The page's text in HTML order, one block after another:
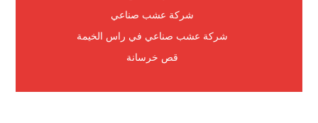
شركة عشب صناعي
شركة عشب صناعي في راس الخيمة
قص خرسانة